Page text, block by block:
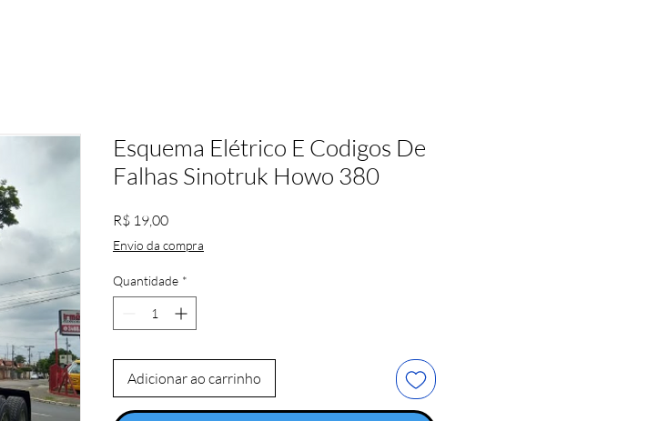
Esquema Elétrico E Codigos De
Falhas Sinotruk Howo 380
R$ 19,00Preço
Envio da compra
Quantidade *
Adicionar ao carrinho